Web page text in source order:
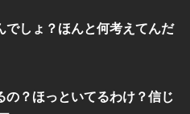
しょ？ほんと何考えてんだ
？ほっといてるわけ？信じ